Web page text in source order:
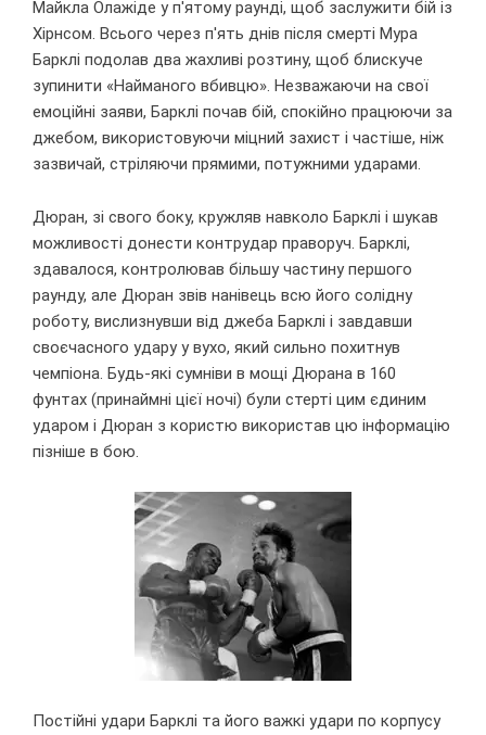
Майкла Олажіде у п'ятому раунді, щоб заслужити бій із
Хірнсом. Всього через п'ять днів після смерті Мура
Барклі подолав два жахливі розтину, щоб блискуче
зупинити «Найманого вбивцю». Незважаючи на свої
емоційні заяви, Барклі почав бій, спокійно працюючи за
джебом, використовуючи міцний захист і частіше, ніж
зазвичай, стріляючи прямими, потужними ударами.
Дюран, зі свого боку, кружляв навколо Барклі і шукав
можливості донести контрудар праворуч. Барклі,
здавалося, контролював більшу частину першого
раунду, але Дюран звів нанівець всю його солідну
роботу, вислизнувши від джеба Барклі і завдавши
своєчасного удару у вухо, який сильно похитнув
чемпіона. Будь-які сумніви в мощі Дюрана в 160
фунтах (принаймні цієї ночі) були стерті цим єдиним
ударом і Дюран з користю використав цю інформацію
пізніше в бою.
Постійні удари Барклі та його важкі удари по корпусу